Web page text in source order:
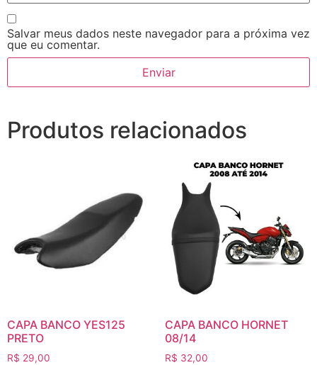
Salvar meus dados neste navegador para a próxima vez
que eu comentar.
Produtos relacionados
CAPA BANCO YES125
PRETO
R$ 29,00
CAPA BANCO HORNET
08/14
R$ 32,00